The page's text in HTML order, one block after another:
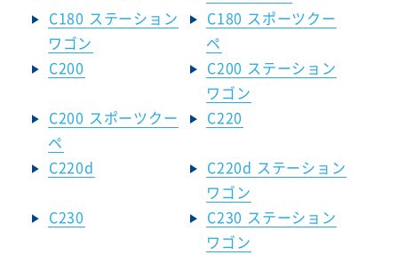
C180 ステーション
ワゴン
C180 スポーツクー
ペ
C200
C200 ステーション
ワゴン
C200 スポーツクー
ペ
C220
C220d
C220d ステーション
ワゴン
C230
C230 ステーション
ワゴン